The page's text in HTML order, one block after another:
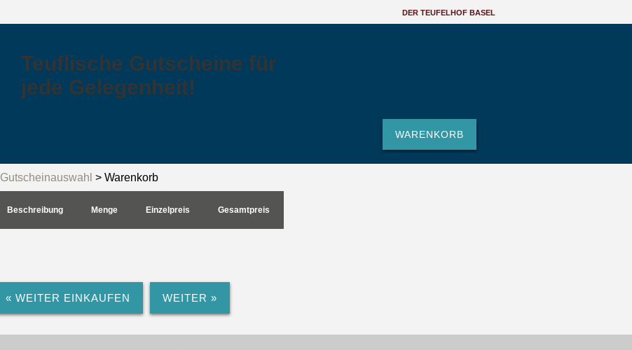
DER TEUFELHOF BASEL
Teuflische Gutscheine für
jede Gelegenheit!
WARENKORB
Gutscheinauswahl > Warenkorb
Beschreibung Menge Einzelpreis Gesamtpreis
« WEITER EINKAUFEN WEITER »